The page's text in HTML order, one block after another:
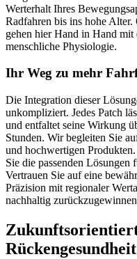
Werterhalt Ihres
Radfahren bis ins hohe
gehen hier Hand in Hand
menschliche Physiologie.
Ihr Weg zu mehr
Die Integration dieser
unkompliziert. Jedes Patch
und entfaltet seine Wirkung
Stunden. Wir begleiten Sie
und hochwertigen
Sie die passenden
Vertrauen Sie auf eine
Präzision mit regionaler
nachhaltig
Rückengesundheit